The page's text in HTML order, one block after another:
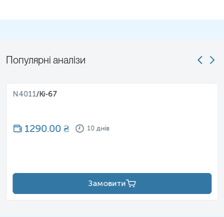
Популярні аналізи
N4011/Ki-67
1290.00₴ 10 днів
Замовити